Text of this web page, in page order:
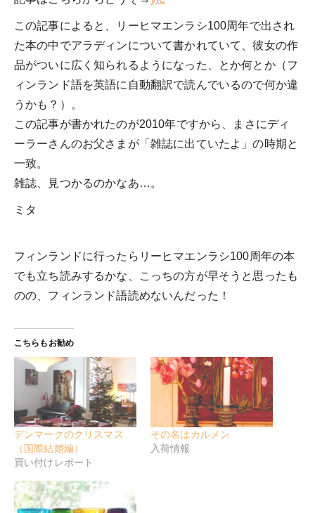
この記事によると、リーヒマエンラシ100周年で出され
た本の中でアラディンについて書かれていて、彼女の作
品がついに広く知られるようになった、とか何とか（フ
ィンランド語を英語に自動翻訳で読んでいるので何か違
うかも？）。
この記事が書かれたのが2010年ですから、まさにディ
ーラーさんのお父さまが「雑誌に出ていたよ」の時期と
一致。
雑誌、見つかるのかなあ…。
ミタ
フィンランドに行ったらリーヒマエンラシ100周年の本
でも立ち読みするかな、こっちの方が早そうと思ったも
のの、フィンランド語読めないんだった！
こちらもお勧め
デンマークのクリスマス
（国際結婚編）
買い付けレポート
その名はカルメン
入荷情報